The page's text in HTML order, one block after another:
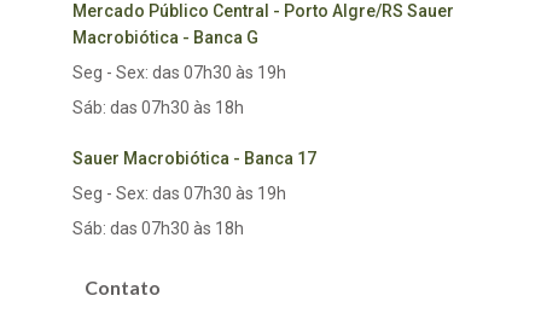
Mercado Público Central - Porto Algre/RS Sauer
Macrobiótica - Banca G
Seg - Sex: das 07h30 às 19h
Sáb: das 07h30 às 18h
Sauer Macrobiótica - Banca 17
Seg - Sex: das 07h30 às 19h
Sáb: das 07h30 às 18h
Contato